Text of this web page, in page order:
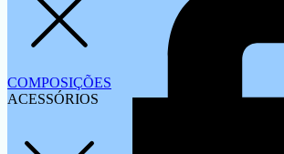
COMPOSIÇÕES
ACESSÓRIOS